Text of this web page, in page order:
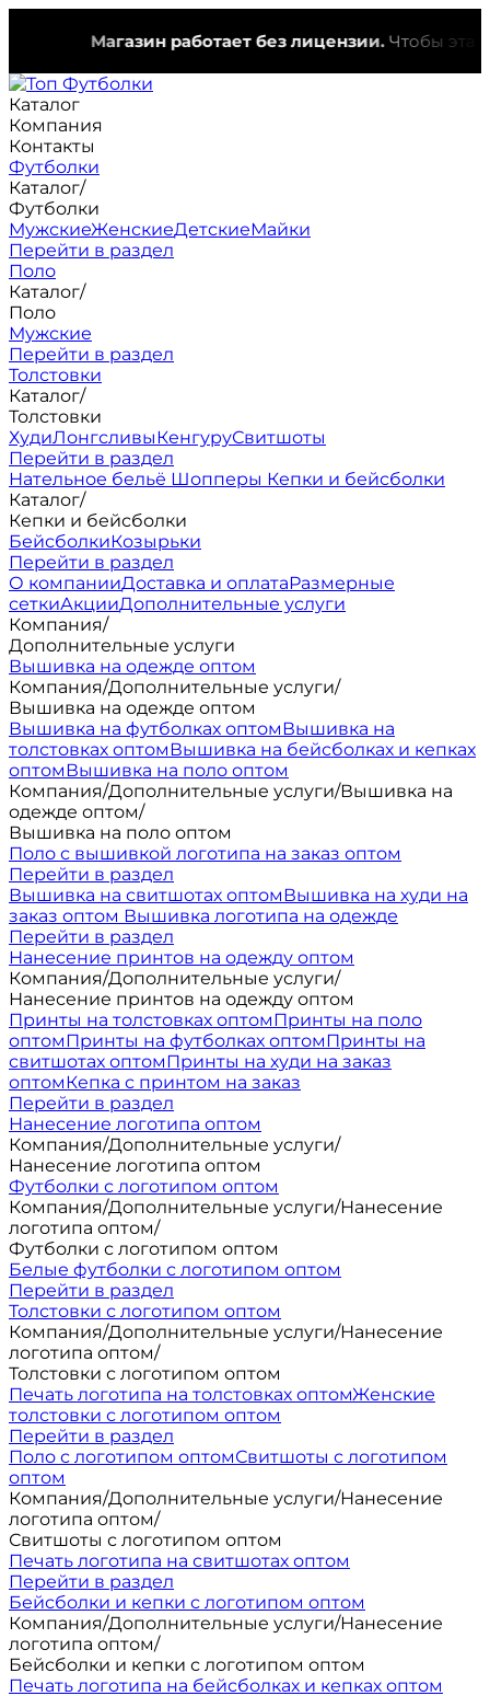
Магазин работает без лицензии.Чтобы эта
Каталог
Компания
Контакты
Футболки
Каталог/
Футболки
МужскиеЖенскиеДетскиеМайки
Перейти в раздел
Поло
Каталог/
Поло
Мужские
Перейти в раздел
Толстовки
Каталог/
Толстовки
ХудиЛонгсливыКенгуруСвитшоты
Перейти в раздел
Нательное бельё Шопперы Кепки и бейсболки
Каталог/
Кепки и бейсболки
БейсболкиКозырьки
Перейти в раздел
О компанииДоставка и оплатаРазмерные
сеткиАкцииДополнительные услуги
Компания/
Дополнительные услуги
Вышивка на одежде оптом
Компания/Дополнительные услуги/
Вышивка на одежде оптом
Вышивка на футболках оптомВышивка на
толстовках оптомВышивка на бейсболках и кепках
оптомВышивка на поло оптом
Компания/Дополнительные услуги/Вышивка на
одежде оптом/
Вышивка на поло оптом
Поло с вышивкой логотипа на заказ оптом
Перейти в раздел
Вышивка на свитшотах оптомВышивка на худи на
заказ оптом Вышивка логотипа на одежде
Перейти в раздел
Нанесение принтов на одежду оптом
Компания/Дополнительные услуги/
Нанесение принтов на одежду оптом
Принты на толстовках оптомПринты на поло
оптомПринты на футболках оптомПринты на
свитшотах оптомПринты на худи на заказ
оптомКепка с принтом на заказ
Перейти в раздел
Нанесение логотипа оптом
Компания/Дополнительные услуги/
Нанесение логотипа оптом
Футболки с логотипом оптом
Компания/Дополнительные услуги/Нанесение
логотипа оптом/
Футболки с логотипом оптом
Белые футболки с логотипом оптом
Перейти в раздел
Толстовки с логотипом оптом
Компания/Дополнительные услуги/Нанесение
логотипа оптом/
Толстовки с логотипом оптом
Печать логотипа на толстовках оптомЖенские
толстовки с логотипом оптом
Перейти в раздел
Поло с логотипом оптомСвитшоты с логотипом
оптом
Компания/Дополнительные услуги/Нанесение
логотипа оптом/
Свитшоты с логотипом оптом
Печать логотипа на свитшотах оптом
Перейти в раздел
Бейсболки и кепки с логотипом оптом
Компания/Дополнительные услуги/Нанесение
логотипа оптом/
Бейсболки и кепки с логотипом оптом
Печать логотипа на бейсболках и кепках оптом